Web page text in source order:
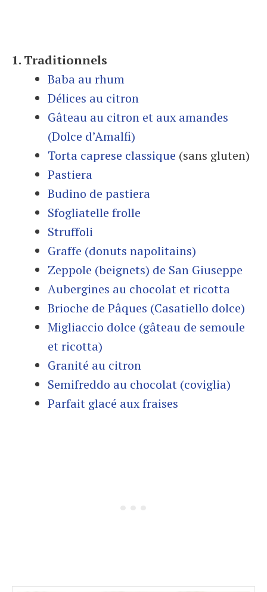
1. Traditionnels
Baba au rhum
Délices au citron
Gâteau au citron et aux amandes
(Dolce d’Amalfi)
Torta caprese classique (sans gluten)
Pastiera
Budino de pastiera
Sfogliatelle frolle
Struffoli
Graffe (donuts napolitains)
Zeppole (beignets) de San Giuseppe
Aubergines au chocolat et ricotta
Brioche de Pâques (Casatiello dolce)
Migliaccio dolce (gâteau de semoule
et ricotta)
Granité au citron
Semifreddo au chocolat (coviglia)
Parfait glacé aux fraises